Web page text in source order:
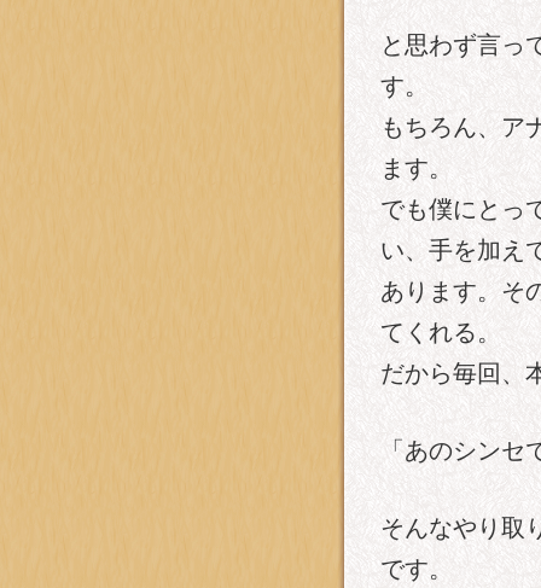
と思わず言っ
す。
もちろん、ア
ます。
でも僕にとっ
い、手を加え
あります。そ
てくれる。
だから毎回、
「あのシンセ
そんなやり取
です。